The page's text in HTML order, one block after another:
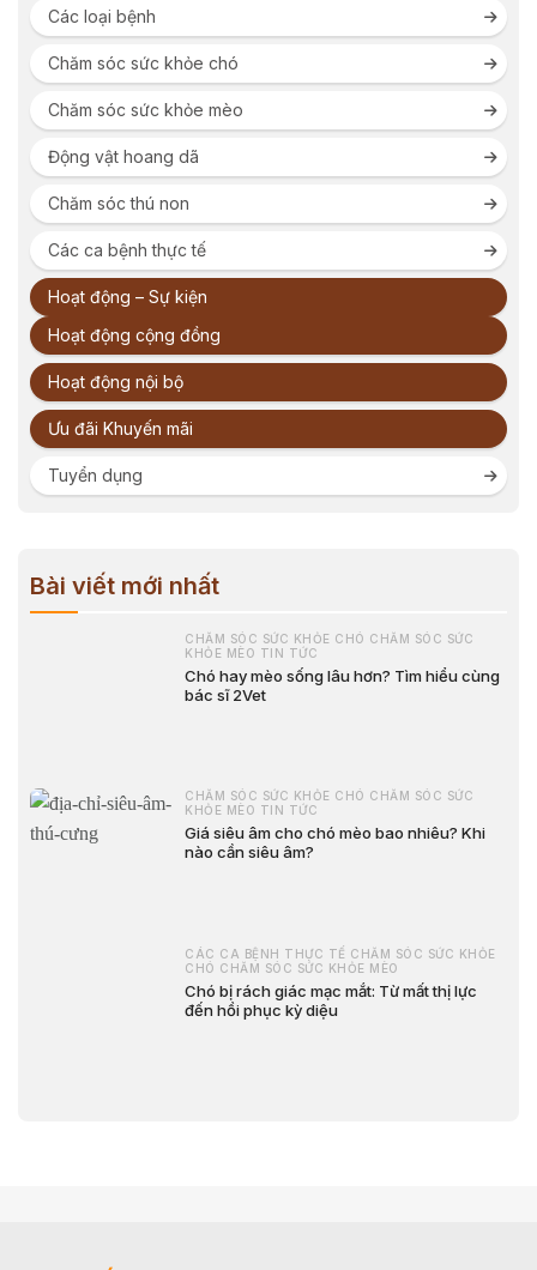
Các loại bệnh
Chăm sóc sức khỏe chó
Chăm sóc sức khỏe mèo
Động vật hoang dã
Chăm sóc thú non
Các ca bệnh thực tế
Hoạt động – Sự kiện
Hoạt động cộng đồng
Hoạt động nội bộ
Ưu đãi Khuyến mãi
Tuyển dụng
Bài viết mới nhất
CHĂM SÓC SỨC KHỎE CHÓ CHĂM SÓC SỨC
KHỎE MÈO TIN TỨC
Chó hay mèo sống lâu hơn? Tìm hiểu cùng
bác sĩ 2Vet
CHĂM SÓC SỨC KHỎE CHÓ CHĂM SÓC SỨC
KHỎE MÈO TIN TỨC
Giá siêu âm cho chó mèo bao nhiêu? Khi
nào cần siêu âm?
CÁC CA BỆNH THỰC TẾ CHĂM SÓC SỨC KHỎE
CHÓ CHĂM SÓC SỨC KHỎE MÈO
Chó bị rách giác mạc mắt: Từ mất thị lực
đến hồi phục kỳ diệu